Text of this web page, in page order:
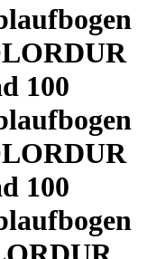
100
100